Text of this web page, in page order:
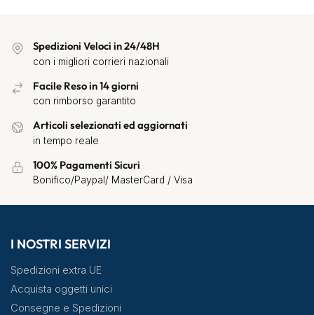
Spedizioni Veloci in 24/48H
con i migliori corrieri nazionali
Facile Reso in 14 giorni
con rimborso garantito
Articoli selezionati ed aggiornati
in tempo reale
100% Pagamenti Sicuri
Bonifico/Paypal/ MasterCard / Visa
I NOSTRI SERVIZI
Spedizioni extra UE
Acquista oggetti unici
Consegne e Spedizioni